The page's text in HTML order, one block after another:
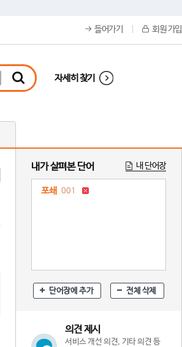
들어가기 회원 가입
자세히 찾기
내가 살펴본 단어 내 단어장
포쇄 001
단어장에 추가 전체 삭제
의견 제시
서비스 개선 의견, 기타 의견 등